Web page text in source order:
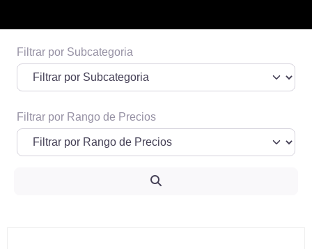
Espacio publicitario 1
Informacion de posibles prestadores o
Ver Más
Filtrar por Subcategoria
Filtrar por Rango de Precios